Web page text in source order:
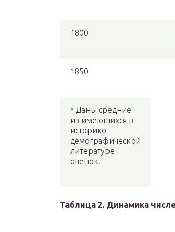
1800
1850
* Даны средние
из имеющихся в
историко-
демографической
литературе
оценок.
Таблица 2. Динамика